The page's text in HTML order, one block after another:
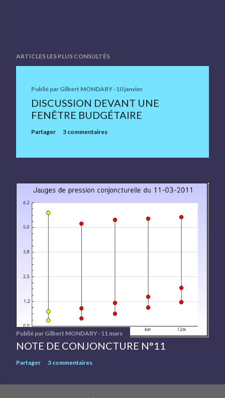
ARTICLES LES PLUS CONSULTÉS
Publié par Gilbert MONDARY 10 janvier
DISCUSSION DEVANT UNE
FENÊTRE BUDGÉTAIRE
Partager 3 commentaires
Publié par Gilbert MONDARY 11 mars
NOTE DE CONJONCTURE N°11
Partager 3 commentaires